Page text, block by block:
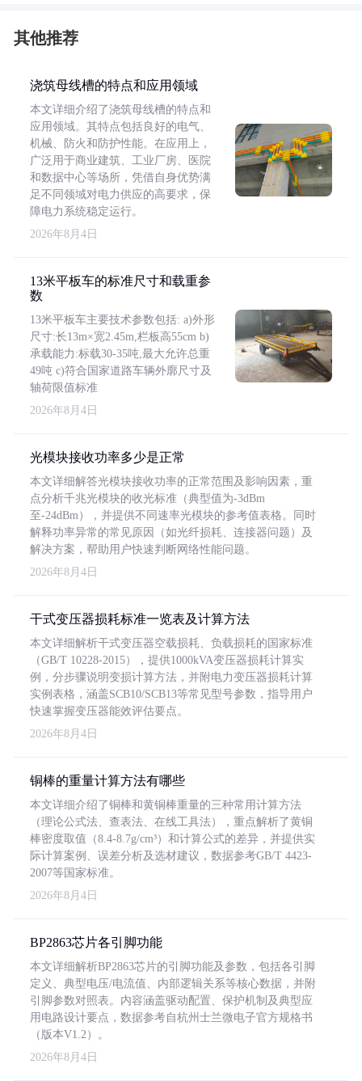
其他推荐
浇筑母线槽的特点和应用领域
本文详细介绍了浇筑母线槽的特点和
应用领域。其特点包括良好的电气、
机械、防火和防护性能。在应用上，
广泛用于商业建筑、工业厂房、医院
和数据中心等场所，凭借自身优势满
足不同领域对电力供应的高要求，保
障电力系统稳定运行。
2026年8月4日
13米平板车的标准尺寸和载重参
数
13米平板车主要技术参数包括: a)外形
尺寸:长13m×宽2.45m,栏板高55cm b)
承载能力:标载30-35吨,最大允许总重
49吨 c)符合国家道路车辆外廓尺寸及
轴荷限值标准
2026年8月4日
光模块接收功率多少是正常
本文详细解答光模块接收功率的正常范围及影响因素，重
点分析千兆光模块的收光标准（典型值为-3dBm
至-24dBm），并提供不同速率光模块的参考值表格。同时
解释功率异常的常见原因（如光纤损耗、连接器问题）及
解决方案，帮助用户快速判断网络性能问题。
2026年8月4日
干式变压器损耗标准一览表及计算方法
本文详细解析干式变压器空载损耗、负载损耗的国家标准
（GB/T 10228-2015），提供1000kVA变压器损耗计算实
例，分步骤说明变损计算方法，并附电力变压器损耗计算
实例表格，涵盖SCB10/SCB13等常见型号参数，指导用户
快速掌握变压器能效评估要点。
2026年8月4日
铜棒的重量计算方法有哪些
本文详细介绍了铜棒和黄铜棒重量的三种常用计算方法
（理论公式法、查表法、在线工具法），重点解析了黄铜
棒密度取值（8.4-8.7g/cm³）和计算公式的差异，并提供实
际计算案例、误差分析及选材建议，数据参考GB/T 4423-
2007等国家标准。
2026年8月4日
BP2863芯片各引脚功能
本文详细解析BP2863芯片的引脚功能及参数，包括各引脚
定义、典型电压/电流值、内部逻辑关系等核心数据，并附
引脚参数对照表。内容涵盖驱动配置、保护机制及典型应
用电路设计要点，数据参考自杭州士兰微电子官方规格书
（版本V1.2）。
2026年8月4日